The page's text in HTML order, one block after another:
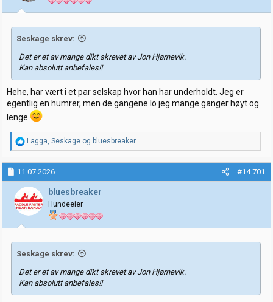
r
Seskage skrev:
Det er et av mange dikt skrevet av Jon Hjørnevik.
Kan absolutt anbefales!!
Hehe, har vært i et par selskap hvor han har underholdt. Jeg er
egentlig en humrer, men de gangene lo jeg mange ganger høyt og
lenge
R
e
a
k
j
o
n
e
r
Lagga Seskage og bluesbreaker
11.07.2026 #14.701
bluesbreaker
Hundeeier
Seskage skrev:
Det er et av mange dikt skrevet av Jon Hjørnevik.
Kan absolutt anbefales!!